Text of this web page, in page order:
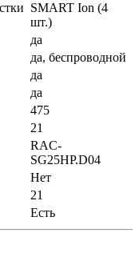
SMART Ion (4
шт.)
да
да, беспроводной
да
да
475
21
RAC-
SG25HP.D04
Нет
21
Есть